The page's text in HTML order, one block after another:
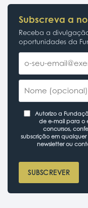
Subscreva a
Receba a
oportunidades da
Autorizo a
de e-mail para o
concursos,
subscrição em
newsletter ou
SUBSCREVER